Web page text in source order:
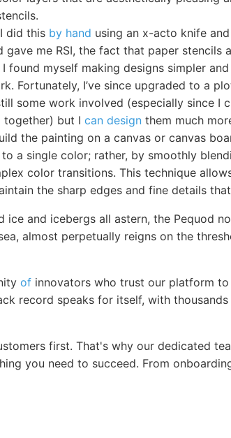
did this by hand using an x-acto knife
gave me RSI, the fact that paper stencils
found myself making designs simpler
Fortunately, I’ve since upgraded to a
some work involved (especially since I
together) but I can design them much
the painting on a canvas or canvas
a single color; rather, by smoothly
color transitions. This technique
the sharp edges and fine details
ice and icebergs all astern, the Pequod
almost perpetually reigns on the
of innovators who trust our platform
record speaks for itself, with
first. That's why our dedicated
you need to succeed. From